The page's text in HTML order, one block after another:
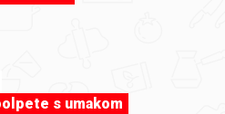
s umakom